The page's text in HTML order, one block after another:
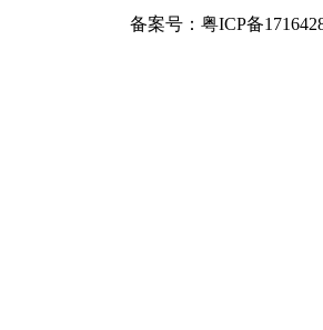
备案号： 粤ICP备